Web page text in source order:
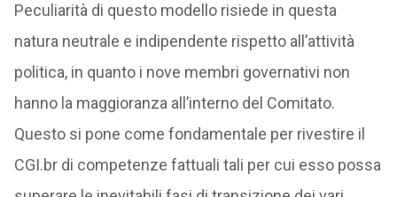
Peculiarità di questo modello risiede in questa
natura neutrale e indipendente rispetto all’attività
politica, in quanto i nove membri governativi non
hanno la maggioranza all’interno del Comitato.
Questo si pone come fondamentale per rivestire il
CGI.br di competenze fattuali tali per cui esso possa